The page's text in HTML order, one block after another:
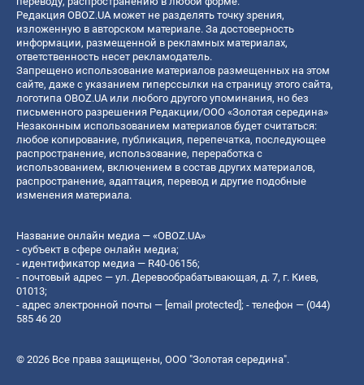
Редакция OBOZ.UA может не разделять точку зрения,
изложенную в авторском материале. За достоверность
информации, размещенной в рекламных материалах,
ответственность несет рекламодатель.
Запрещено использование материалов размещенных на этом
сайте, даже с указанием гиперссылки на страницу этого сайта,
логотипа OBOZ.UA или любого другого упоминания, но без
письменного разрешения Редакции/ООО «Золотая середина»
Незаконным использованием материалов будет считаться:
любое копирование, публикация, перепечатка, последующее
распространение, использование, переработка с
использованием, включением в состав других материалов,
распространение, адаптация, перевод и другие подобные
изменения материала.
Название онлайн медиа — «OBOZ.UA»
- субъект в сфере онлайн медиа;
- идентификатор медиа — R40-06156;
- почтовый адрес — ул. Деревообрабатывающая, д. 7, г. Киев,
01013;
- адрес электронной почты — [email protected]; - телефон — (044)
585 46 20
© 2026 Все права защищены, ООО "Золотая середина".